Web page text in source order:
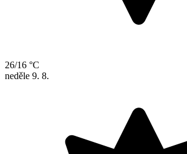
26/16 °C
neděle 9. 8.